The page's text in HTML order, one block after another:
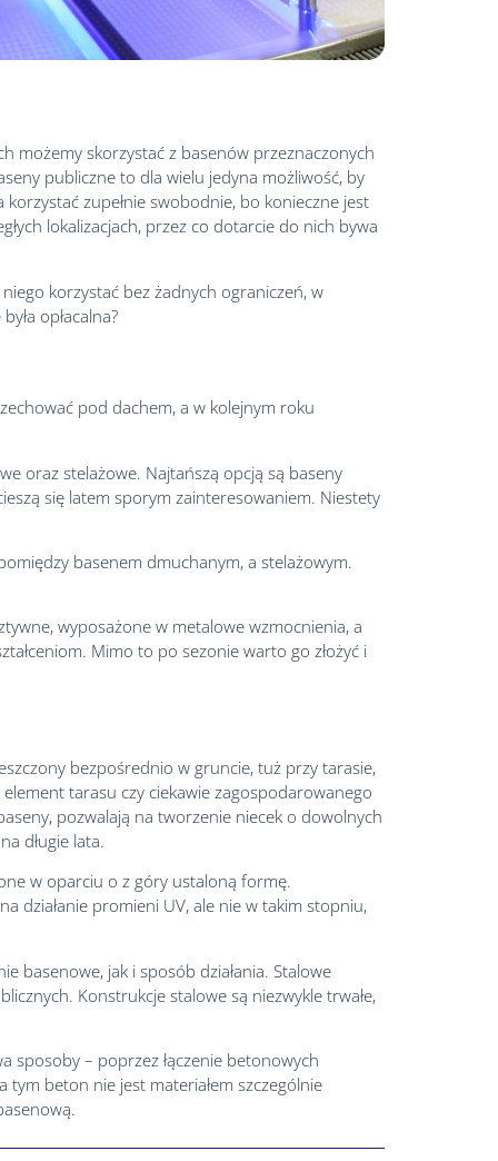
możemy skorzystać z basenów przeznaczonych
publiczne to dla wielu jedyna możliwość, by
zupełnie swobodnie, bo konieczne jest
lokalizacjach, przez co dotarcie do nich bywa
korzystać bez żadnych ograniczeń, w
opłacalna?
pod dachem, a w kolejnym roku
oraz stelażowe. Najtańszą opcją są baseny
się latem sporym zainteresowaniem. Niestety
basenem dmuchanym, a stelażowym.
wyposażone w metalowe wzmocnienia, a
Mimo to po sezonie warto go złożyć i
bezpośrednio w gruncie, tuż przy tarasie,
tarasu czy ciekawie zagospodarowanego
pozwalają na tworzenie niecek o dowolnych
długie lata.
w oparciu o z góry ustaloną formę.
działanie promieni UV, ale nie w takim stopniu,
basenowe, jak i sposób działania. Stalowe
Konstrukcje stalowe są niezwykle trwałe,
sposoby – poprzez łączenie betonowych
beton nie jest materiałem szczególnie